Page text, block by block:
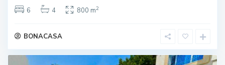
6
4 800 m2
BONACASA